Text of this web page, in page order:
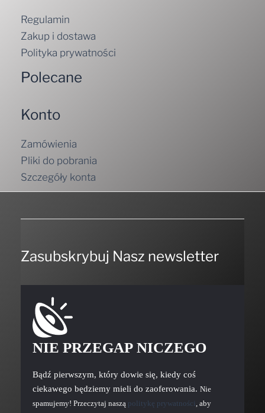
Regulamin
Zakup i dostawa
Polityka prywatności
Polecane
Konto
Zamówienia
Pliki do pobrania
Szczegóły konta
Zasubskrybuj Nasz newsletter
NIE PRZEGAP NICZEGO
Bądź pierwszym, który dowie się, kiedy coś
ciekawego będziemy mieli do zaoferowania. Nie
spamujemy! Przeczytaj naszą politykę prywatności, aby